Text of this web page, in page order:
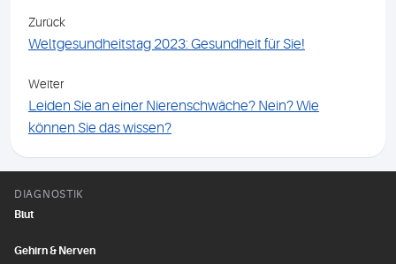
Zurück
Weltgesundheitstag 2023: Gesundheit für Sie!
Weiter
Leiden Sie an einer Nierenschwäche? Nein? Wie
können Sie das wissen?
DIAGNOSTIK
Blut
Gehirn & Nerven